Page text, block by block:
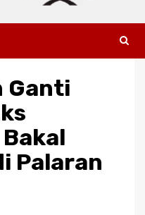
Ganti
Palaran